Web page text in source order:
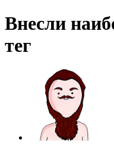
Внесли
тег